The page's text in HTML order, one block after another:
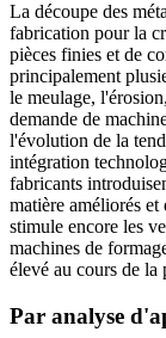
La découpe des
fabrication pour la
pièces finies et de
principalement
le meulage,
demande de
l'évolution de la
intégration
fabricants
matière améliorés et
stimule encore les
machines de
élevé au cours de la
Par analyse